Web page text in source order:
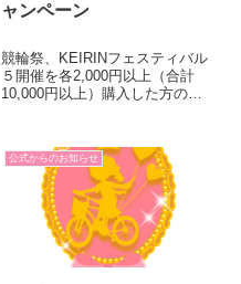
ャンペーン
競輪祭、KEIRINフェスティバル
５開催を各2,000円以上（合計
10,000円以上）購入した方の中
特産品をプレゼント！（エント
リー方式） ① 10名様×100,000円
② 50...
公式からのお知らせ